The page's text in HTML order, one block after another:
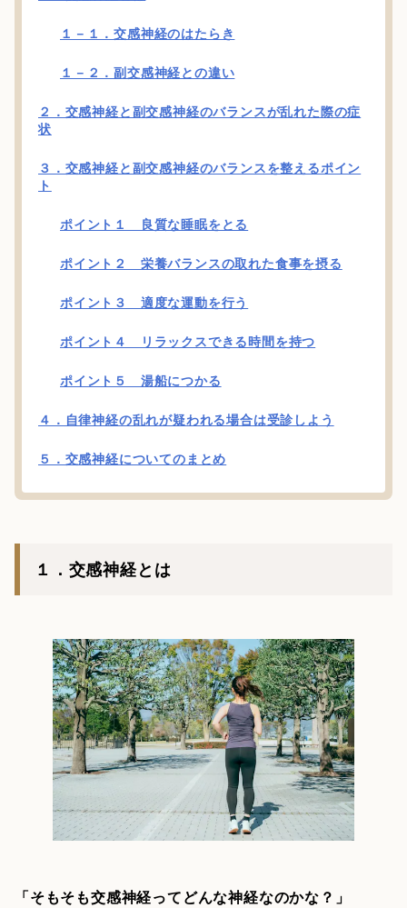
１－１．交感神経のはたらき
１－２．副交感神経との違い
２．交感神経と副交感神経のバランスが乱れた際の症
状
３．交感神経と副交感神経のバランスを整えるポイン
ト
ポイント１ 良質な睡眠をとる
ポイント２ 栄養バランスの取れた食事を摂る
ポイント３ 適度な運動を行う
ポイント４ リラックスできる時間を持つ
ポイント５ 湯船につかる
４．自律神経の乱れが疑われる場合は受診しよう
５．交感神経についてのまとめ
１．交感神経とは
「そもそも交感神経ってどんな神経なのかな？」